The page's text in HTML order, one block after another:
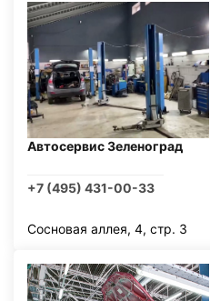
Автосервис Зеленоград
+7 (495) 431-00-33
Сосновая аллея, 4, стр. 3